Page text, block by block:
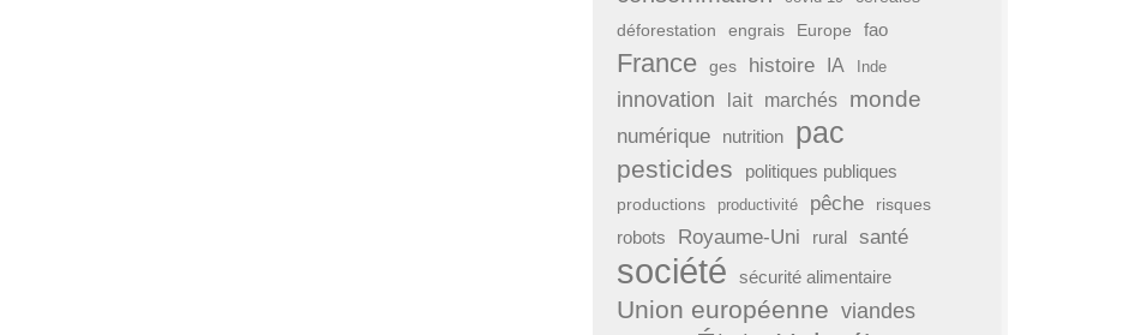
déforestation engrais Europe fao
France ges histoire IA Inde
innovation lait marchés monde
numérique nutrition pac
pesticides politiques publiques
productions productivité pêche
risques
robots
Royaume-Uni rural santé
société sécurité alimentaire
Union européenne viandes